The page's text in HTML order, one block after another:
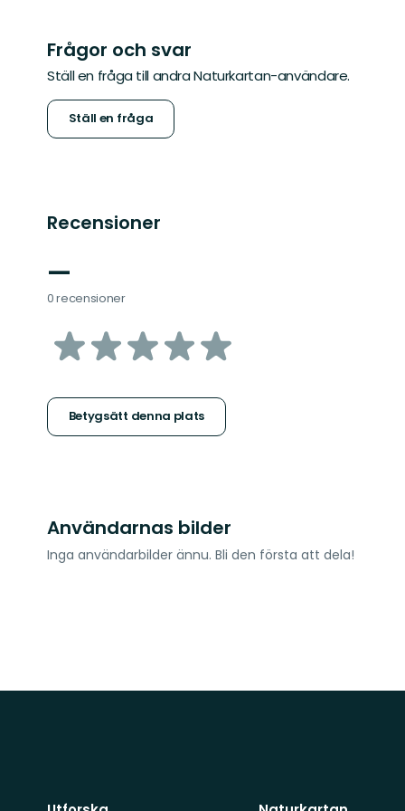
Frågor och svar
Ställ en fråga till andra Naturkartan-användare.
Ställ en fråga
Recensioner
—
0 recensioner
av
stjärnor
Betygsätt denna plats
Användarnas bilder
Inga användarbilder ännu. Bli den första att dela!